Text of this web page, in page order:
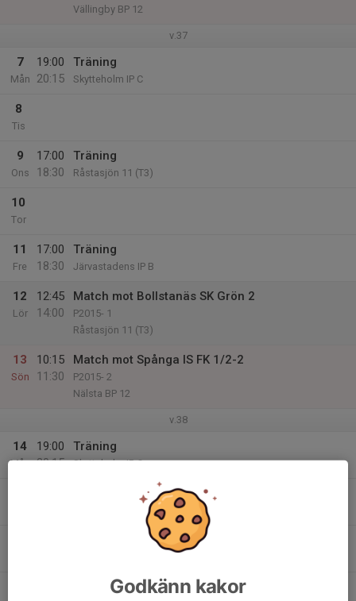
Vällingby BP 12
v.37
7
Mån
19:00
20:15
Träning
Skytteholm IP C
8
Tis
9
Ons
17:00
18:30
Träning
Råstasjön 11 (T3)
10
Tor
11
Fre
17:00
18:30
Träning
Järvastadens IP B
12
Lör
12:45
14:00
Match mot Bollstanäs SK Grön 2
P2015- 1
Råstasjön 11 (T3)
13
Sön
10:15
11:30
Match mot Spånga IS FK 1/2-2
P2015- 2
Nälsta BP 12
v.38
14
Mån
19:00
20:15
Träning
Skytteholm IP C
Godkänn kakor